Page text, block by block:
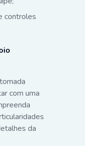
controles
com uma
da